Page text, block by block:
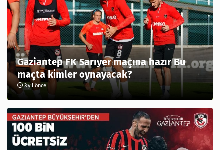
Gaziantep FK Sarıyer maçına hazır Bu
maçta kimler oynayacak?
3 yıl önce